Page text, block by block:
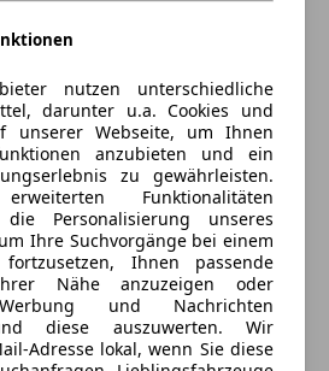
nutzen unterschiedliche
darunter u.a. Cookies und
unserer Webseite, um Ihnen
anzubieten und ein
zu gewährleisten.
Funktionalitäten
Personalisierung unseres
Ihre Suchvorgänge bei einem
Ihnen passende
Nähe anzuzeigen oder
und Nachrichten
diese auszuwerten. Wir
Adresse lokal, wenn Sie diese